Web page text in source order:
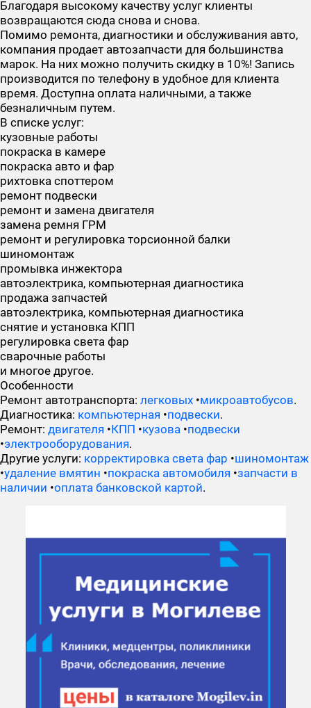
Благодаря высокому качеству услуг клиенты
возвращаются сюда снова и снова.
Помимо ремонта, диагностики и обслуживания авто,
компания продает автозапчасти для большинства
марок. На них можно получить скидку в 10%! Запись
производится по телефону в удобное для клиента
время. Доступна оплата наличными, а также
безналичным путем.
В списке услуг:
кузовные работы
покраска в камере
покраска авто и фар
рихтовка споттером
ремонт подвески
ремонт и замена двигателя
замена ремня ГРМ
ремонт и регулировка торсионной балки
шиномонтаж
промывка инжектора
автоэлектрика, компьютерная диагностика
продажа запчастей
автоэлектрика, компьютерная диагностика
снятие и установка КПП
регулировка света фар
сварочные работы
и многое другое.
Особенности
Ремонт автотранспорта: легковых •микроавтобусов.
Диагностика: компьютерная •подвески.
Ремонт: двигателя •КПП •кузова •подвески
•электрооборудования.
Другие услуги: корректировка света фар •шиномонтаж
•удаление вмятин •покраска автомобиля •запчасти в
наличии •оплата банковской картой.